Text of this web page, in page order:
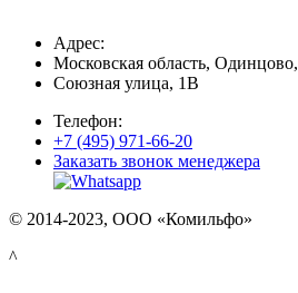
Адрес:
Московская область, Одинцово,
Союзная улица, 1В
Телефон:
+7 (495) 971-66-20
Заказать звонок менеджера
© 2014-2023, ООО «Комильфо»
^